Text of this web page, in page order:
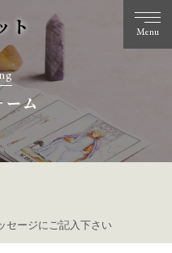
ト Menu
ーム
セージにご記入下さい